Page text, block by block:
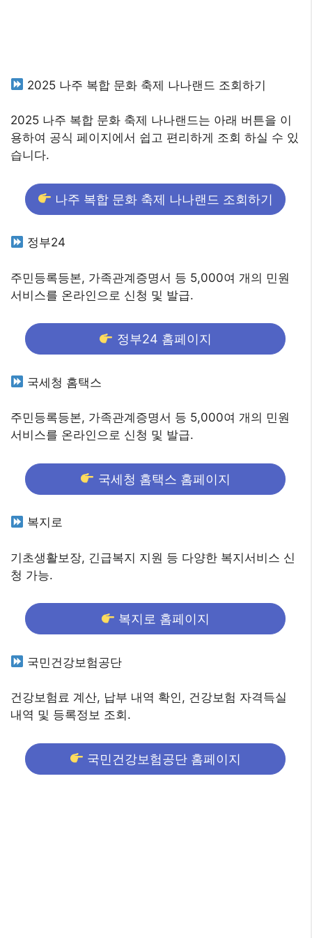
2025 나주 복합 문화 축제 나나랜드 조회하기
2025 나주 복합 문화 축제 나나랜드는 아래 버튼을 이
용하여 공식 페이지에서 쉽고 편리하게 조회 하실 수 있
습니다.
나주 복합 문화 축제 나나랜드 조회하기
정부24
주민등록등본, 가족관계증명서 등 5,000여 개의 민원
서비스를 온라인으로 신청 및 발급.
정부24 홈페이지
국세청 홈택스
주민등록등본, 가족관계증명서 등 5,000여 개의 민원
서비스를 온라인으로 신청 및 발급.
국세청 홈택스 홈페이지
복지로
기초생활보장, 긴급복지 지원 등 다양한 복지서비스 신
청 가능.
복지로 홈페이지
국민건강보험공단
건강보험료 계산, 납부 내역 확인, 건강보험 자격득실
내역 및 등록정보 조회.
국민건강보험공단 홈페이지